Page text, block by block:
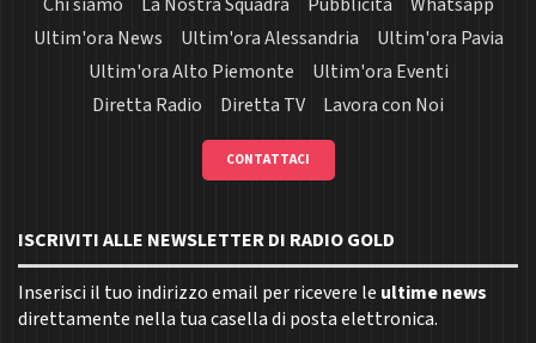
Ultim'ora News
Ultim'ora Alessandria
Ultim'ora Pavia
Ultim'ora Alto Piemonte
Ultim'ora Eventi
Diretta Radio
Diretta TV Lavora con Noi
CONTATTACI
ISCRIVITI ALLE NEWSLETTER DI RADIO GOLD
Inserisci il tuo indirizzo email per ricevere le ultime news
direttamente nella tua casella di posta elettronica.